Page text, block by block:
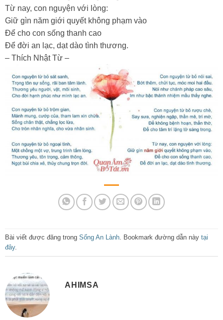
Từ nay, con nguyện với lòng:
Giữ gìn năm giới quyết không phạm vào
Để cho con sống thanh cao
Để đời an lạc, dạt dào tình thương.
– Thích Nhật Từ –
Bài viết được đăng trong Sống An Lành . Bookmark đường dẫn này tại
đây.
AHIMSA